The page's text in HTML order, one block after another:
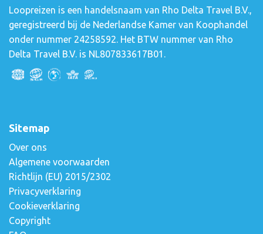
Loopreizen is een handelsnaam van Rho Delta Travel B.V.,
geregistreerd bij de Nederlandse Kamer van Koophandel
onder nummer 24258592. Het BTW nummer van Rho
Delta Travel B.V. is NL807833617B01.
Sitemap
Over ons
Algemene voorwaarden
Richtlijn (EU) 2015/2302
Privacyverklaring
Cookieverklaring
Copyright